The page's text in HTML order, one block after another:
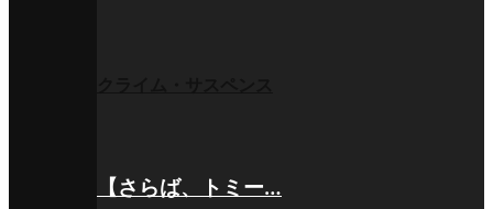
【さらば、トミー…